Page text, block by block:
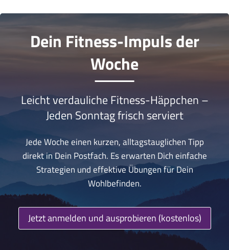
Dein Fitness-Impuls der
Woche
Leicht verdauliche Fitness-Häppchen –
Jeden Sonntag frisch serviert
Jede Woche einen kurzen, alltagstauglichen Tipp
direkt in Dein Postfach. Es erwarten Dich einfache
Strategien und effektive Übungen für Dein
Wohlbefinden.
Jetzt anmelden und ausprobieren (kostenlos)